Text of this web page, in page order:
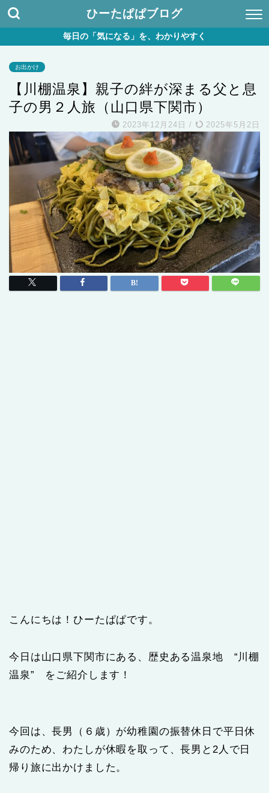
ひーたぱぱブログ
毎日の「気になる」を、わかりやすく
お出かけ
【川棚温泉】親子の絆が深まる父と息
子の男２人旅（山口県下関市）
2023年12月24日 / 2025年5月2日
こんにちは！ひーたぱぱです。
今日は山口県下関市にある、歴史ある温泉地 “川棚
温泉” をご紹介します！
今回は、長男（６歳）が幼稚園の振替休日で平日休
みのため、わたしが休暇を取って、長男と2人で日
帰り旅に出かけました。